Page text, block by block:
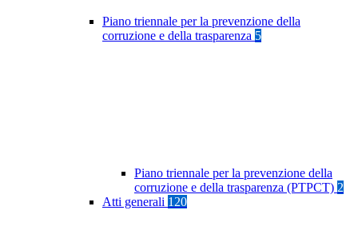
Piano triennale per la prevenzione della
corruzione e della trasparenza 5
Piano triennale per la prevenzione della
corruzione e della trasparenza (PTPCT) 2
Atti generali 120